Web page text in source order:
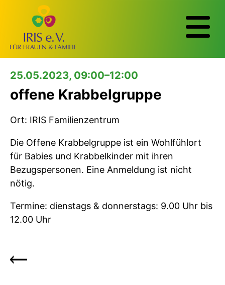
25.05.2023, 09:00–12:00
offene Krabbelgruppe
Ort: IRIS Familienzentrum
Die Offene Krabbelgruppe ist ein Wohlfühlort
für Babies und Krabbelkinder mit ihren
Bezugspersonen. Eine Anmeldung ist nicht
nötig.
Termine: dienstags & donnerstags: 9.00 Uhr bis
12.00 Uhr